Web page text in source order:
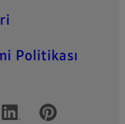
Politikası